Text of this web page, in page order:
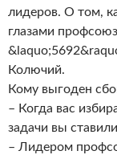
лидеров. О том,
глазами
Колючий.
Кому выгоден
– Когда вас
задачи вы
– Лидером